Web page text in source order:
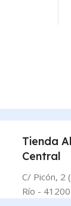
Tienda
Central
C/ Picón, 2
Río -